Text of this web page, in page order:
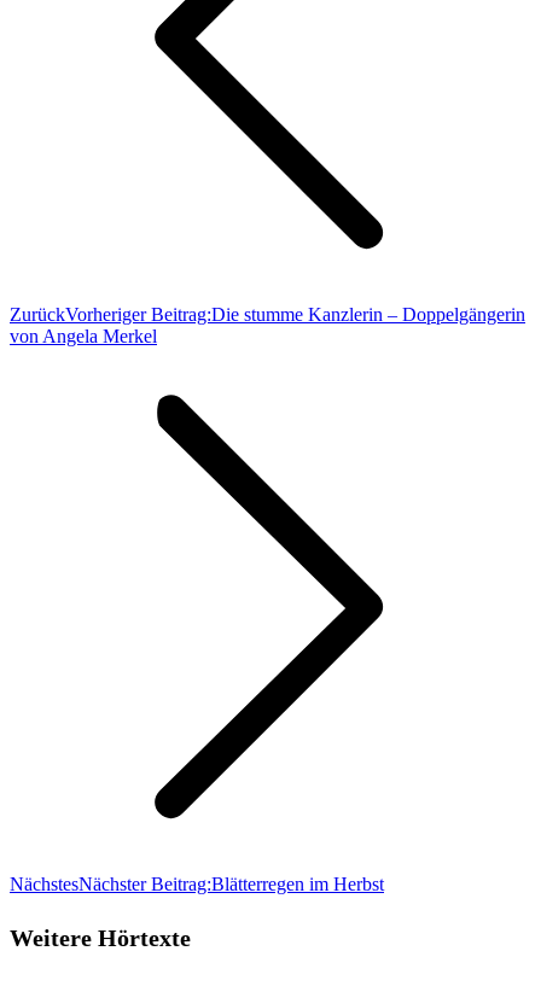
ZurückVorheriger Beitrag:Die stumme Kanzlerin – Doppelgängerin
von Angela Merkel
NächstesNächster Beitrag:Blätterregen im Herbst
Weitere Hörtexte